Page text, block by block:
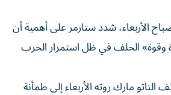
الأربعاء، شدد ستارمر على أهمية أن
وقوة» الحلف في ظل استمرار الحرب
مارك روته الأربعاء إلى طمأنة